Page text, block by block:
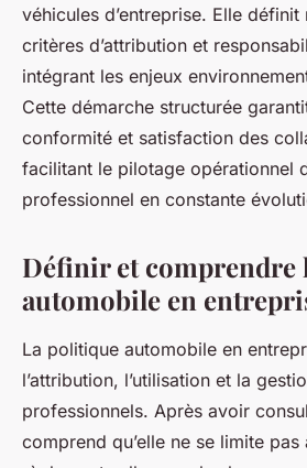
véhicules d’entreprise. Elle définit
critères d’attribution et
intégrant les enjeux
Cette démarche structurée
conformité et satisfaction des
facilitant le pilotage opérationnel
professionnel en constante
Définir et comprendre
automobile en
La politique automobile en
l’attribution, l’utilisation et la
professionnels. Après avoir
comprend qu’elle ne se limite pas